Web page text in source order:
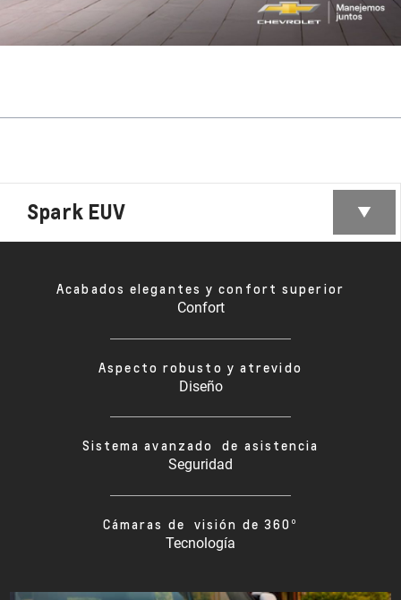
Spark EUV
Acabados elegantes y confort superior
Confort
Aspecto robusto y atrevido
Diseño
Sistema avanzado de asistencia
Seguridad
Cámaras de visión de 360º
Tecnología